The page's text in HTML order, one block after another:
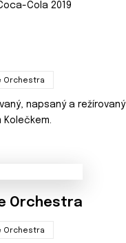
Cola 2019
Orchestra
napsaný a režírovaný
Kolečkem.
Orchestra
Orchestra